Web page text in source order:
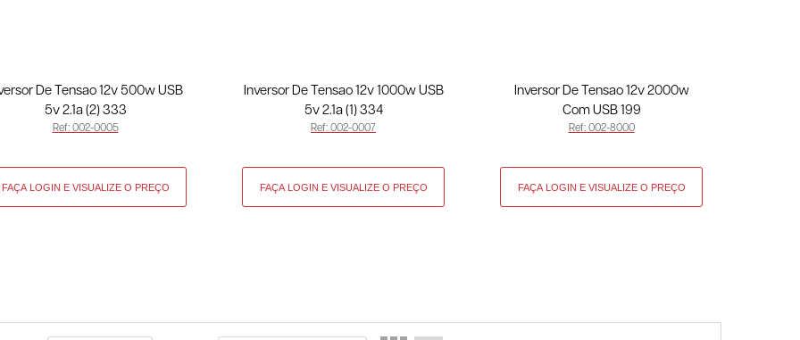
De Tensao 12v 500w USB
5v 2.1a (2) 333
Ref: 002-0005
Inversor De Tensao 12v 1000w USB
5v 2.1a (1) 334
Ref: 002-0007
Inversor De Tensao 12v 2000w
Com USB 199
Ref: 002-8000